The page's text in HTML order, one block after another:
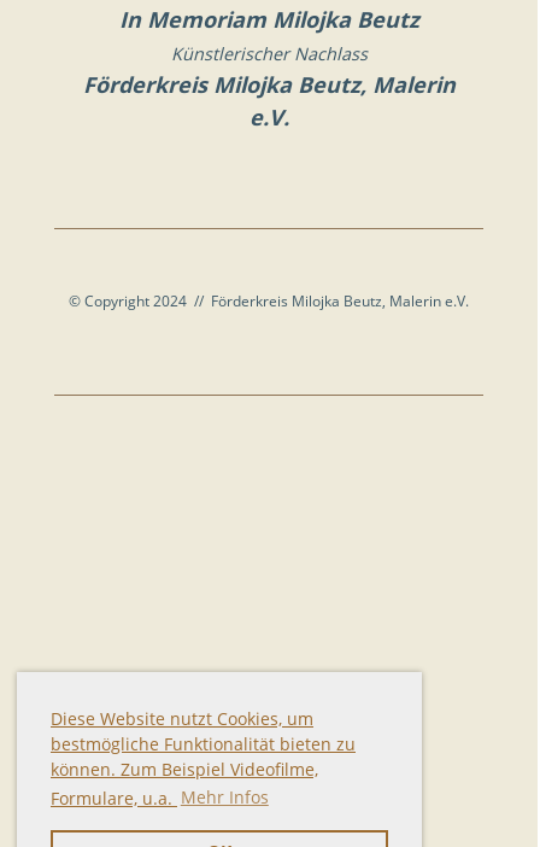
Diese Website nutzt Cookies, um
bestmögliche Funktionalität bieten zu
können. Zum Beispiel Videofilme,
Formulare, u.a. Mehr Infos
In Memoriam Milojka Beutz
Künstlerischer Nachlass
Förderkreis Milojka Beutz, Malerin
e.V.
© Copyright 2024 // Förderkreis Milojka Beutz, Malerin e.V.